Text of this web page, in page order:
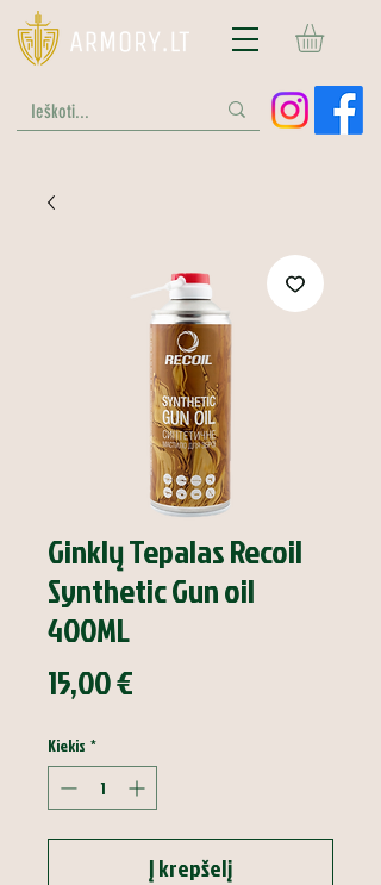
Ginklų Tepalas Recoil
Synthetic Gun oil
400ML
15,00 €Price
Kiekis *
Į krepšelį